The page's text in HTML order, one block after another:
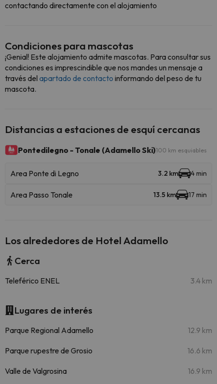
contactando directamente con el alojamiento
Condiciones para mascotas
¡Genial! Este alojamiento admite mascotas. Para consultar sus
condiciones es imprescindible que nos mandes un mensaje a
través del apartado de contacto informando del peso de tu
mascota.
Distancias a estaciones de esquí cercanas
Pontedilegno - Tonale (Adamello Ski)100 km esquiables
Area Ponte di Legno 3.2 km 4 min
Area Passo Tonale 13.5 km 17 min
Los alrededores de Hotel Adamello
Cerca
Teleférico ENEL 3.4 km
Lugares de interés
Parque Regional Adamello 12.9 km
Parque rupestre de Grosio 16.6 km
Valle de Valgrosina 16.9 km